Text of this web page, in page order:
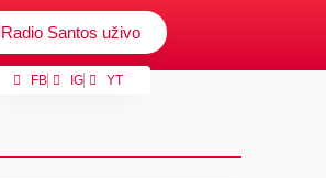
Radio Santos uživo
FB IG YT